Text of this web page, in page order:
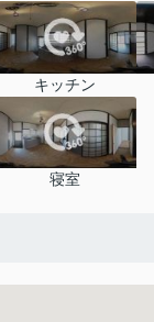
キッチン
寝室